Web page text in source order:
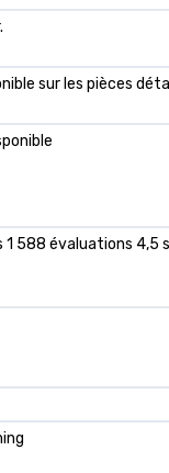
sur les pièces
1 588 évaluations 4,5